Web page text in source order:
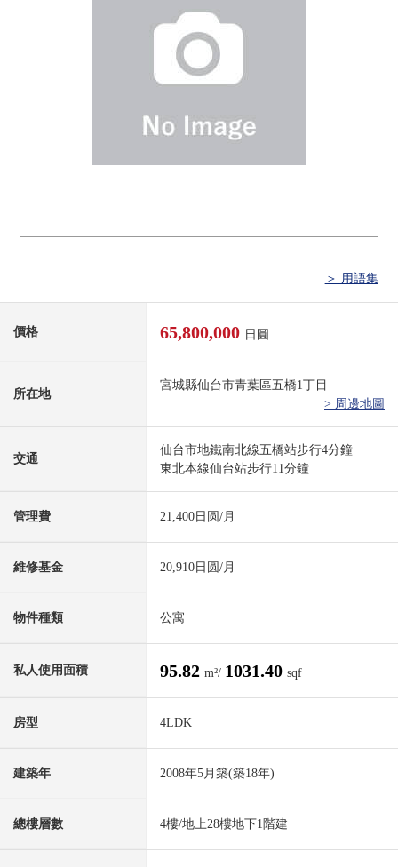
＞ 用語集
價格 65,800,000 日圓
所在地
宮城縣仙台市青葉區五橋1丁目
> 周邊地圖
交通
仙台市地鐵南北線五橋站步行4分鐘
東北本線仙台站步行11分鐘
管理費 21,400日圆/月
維修基金 20,910日圆/月
物件種類 公寓
私人使用面積 95.82 m²/ 1031.40 sqf
房型 4LDK
建築年 2008年5月築(築18年)
總樓層數 4樓/地上28樓地下1階建